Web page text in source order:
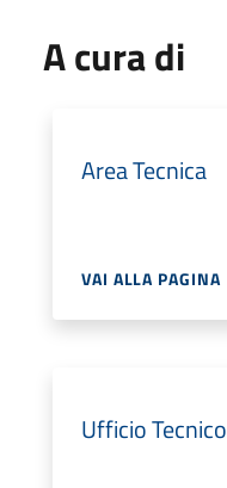
A cura di
Area Tecnica
VAI ALLA PAGINA
Ufficio Tecnico